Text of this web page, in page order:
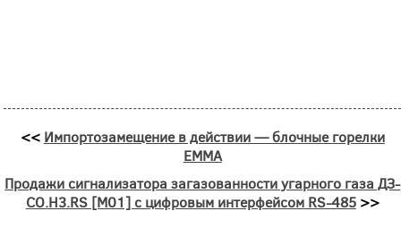
<< Импортозамещение в действии — блочные горелки
EMMA
Продажи сигнализатора загазованности угарного газа ДЗ-
СО.Н3.RS [М01] с цифровым интерфейсом RS-485>>